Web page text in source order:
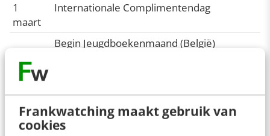
Frankwatching maakt gebruik van
cookies
1
maart
Internationale Complimentendag
Begin Jeugdboekenmaand (België)
maart
Dag van de Doktersassistent
Wereldgebedsdag